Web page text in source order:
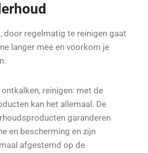
, door regelmatig te reinigen gaat
langer mee en voorkom je
reinigen: met de
kan het allemaal. De
garanderen
en bescherming en zijn
afgestemd op de